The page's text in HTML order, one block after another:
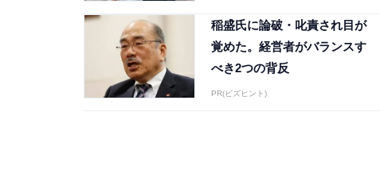
稲盛氏に論破・叱責され目が
覚めた。経営者がバランスす
べき2つの背反
PR(ビズヒント)